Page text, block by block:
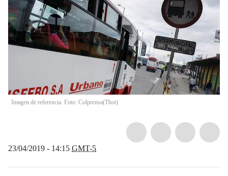
Imagen de referencia. Foto: Colprensa(Thot)
23/04/2019 - 14:15 GMT-5